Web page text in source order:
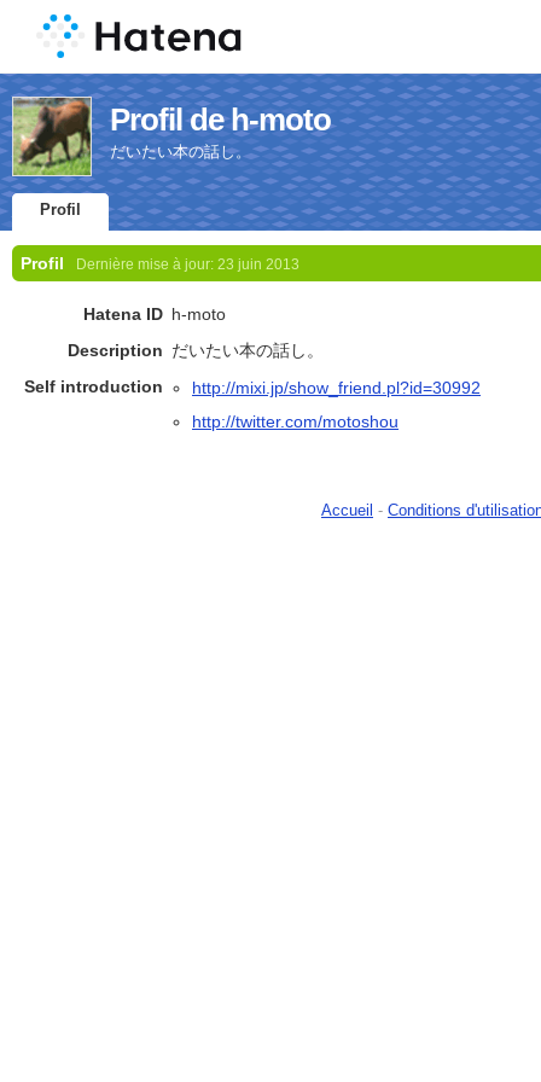
Profil de h-moto
だいたい本の話し。
Profil
Profil Dernière mise à jour: 23 juin 2013
Hatena ID h-moto
Description だいたい本の話し。
Self introduction
http://mixi.jp/show_friend.pl?id=30992
http://twitter.com/motoshou
Accueil - Conditions